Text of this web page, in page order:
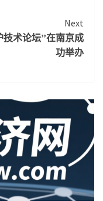
Next
术论坛”在南京成
功举办